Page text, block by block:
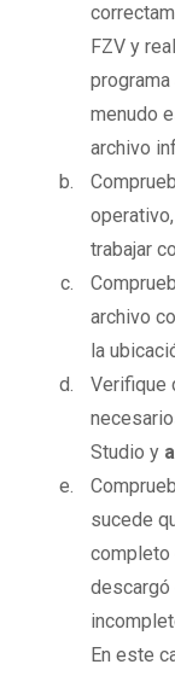
FZV y
menudo
archivo
trabajar
archivo
la
Verifique
Studio y
sucede
completo
descargó
En este